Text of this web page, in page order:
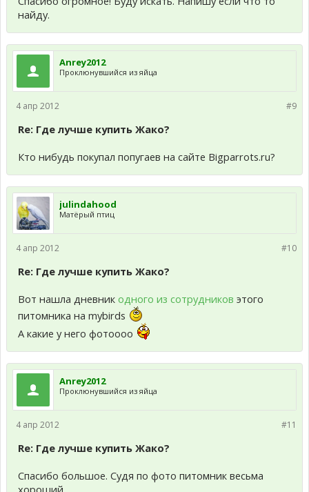
найду.
Anrey2012
Проклюнувшийся из яйца
#9
4 апр 2012
Re: Где лучше купить Жако?
Кто нибудь покупал попугаев на сайте Bigparrots.ru?
julindahood
Матёрый птиц
#10
4 апр 2012
Re: Где лучше купить Жако?
Вот нашла дневник одного из сотрудников этого
питомника на mybirds
А какие у него фотоооо
Anrey2012
Проклюнувшийся из яйца
#11
4 апр 2012
Re: Где лучше купить Жако?
Спасибо большое. Судя по фото питомник весьма
хороший.